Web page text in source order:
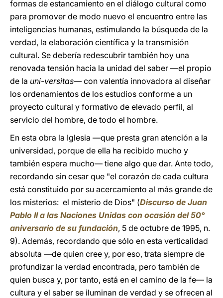
formas de estancamiento en el diálogo cultural como
para promover de modo nuevo el encuentro entre las
inteligencias humanas, estimulando la búsqueda de la
verdad, la elaboración científica y la transmisión
cultural. Se debería redescubrir también hoy una
renovada tensión hacia la unidad del saber —el propio
de la uni-versitas— con valentía innovadora al diseñar
los ordenamientos de los estudios conforme a un
proyecto cultural y formativo de elevado perfil, al
servicio del hombre, de todo el hombre.
En esta obra la Iglesia —que presta gran atención a la
universidad, porque de ella ha recibido mucho y
también espera mucho— tiene algo que dar. Ante todo,
recordando sin cesar que "el corazón de cada cultura
está constituido por su acercamiento al más grande de
los misterios: el misterio de Dios" (Discurso de Juan
Pablo II a las Naciones Unidas con ocasión del 50°
aniversario de su fundación, 5 de octubre de 1995, n.
9). Además, recordando que sólo en esta verticalidad
absoluta —de quien cree y, por eso, trata siempre de
profundizar la verdad encontrada, pero también de
quien busca y, por tanto, está en el camino de la fe— la
cultura y el saber se iluminan de verdad y se ofrecen al